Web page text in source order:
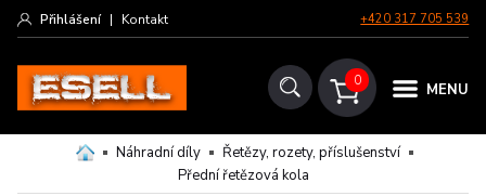
+420 317 705 539
Přihlášení | Kontakt
MENU
0
Náhradní díly
Řetězy, rozety, příslušenství
Přední řetězová kola